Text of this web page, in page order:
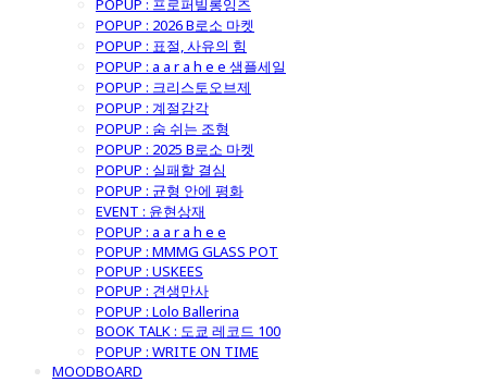
POPUP : 프로퍼빌롱잉즈
POPUP : 2026 B로소 마켓
POPUP : 표절, 사유의 힘
POPUP : a a r a h e e 샘플세일
POPUP : 크리스토오브제
POPUP : 계절감각
POPUP : 숨 쉬는 조형
POPUP : 2025 B로소 마켓
POPUP : 실패할 결심
POPUP : 균형 안에 평화
EVENT : 윤현상재
POPUP : a a r a h e e
POPUP : MMMG GLASS POT
POPUP : USKEES
POPUP : 견생만사
POPUP : Lolo Ballerina
BOOK TALK : 도쿄 레코드 100
POPUP : WRITE ON TIME
MOODBOARD